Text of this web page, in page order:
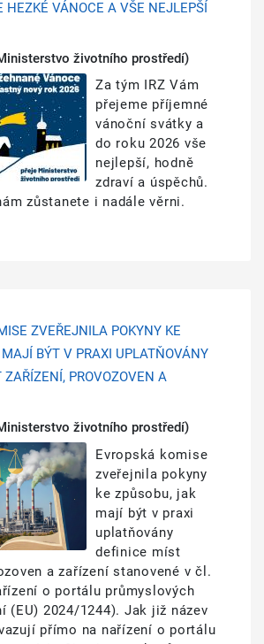
HEZKÉ VÁNOCE A VŠE NEJLEPŠÍ
životního prostředí)
Za tým IRZ Vám
přejeme příjemné
vánoční svátky a
do roku 2026 vše
nejlepší, hodně
zdraví a úspěchů.
zůstanete i nadále věrni.
ZVEŘEJNILA POKYNY KE
BÝT V PRAXI UPLATŇOVÁNY
ZAŘÍZENÍ, PROVOZOVEN A
životního prostředí)
Evropská komise
zveřejnila pokyny
ke způsobu, jak
mají být v praxi
uplatňovány
definice míst
a zařízení stanovené v čl.
o portálu průmyslových
(EU) 2024/1244). Jak již název
přímo na nařízení o portálu